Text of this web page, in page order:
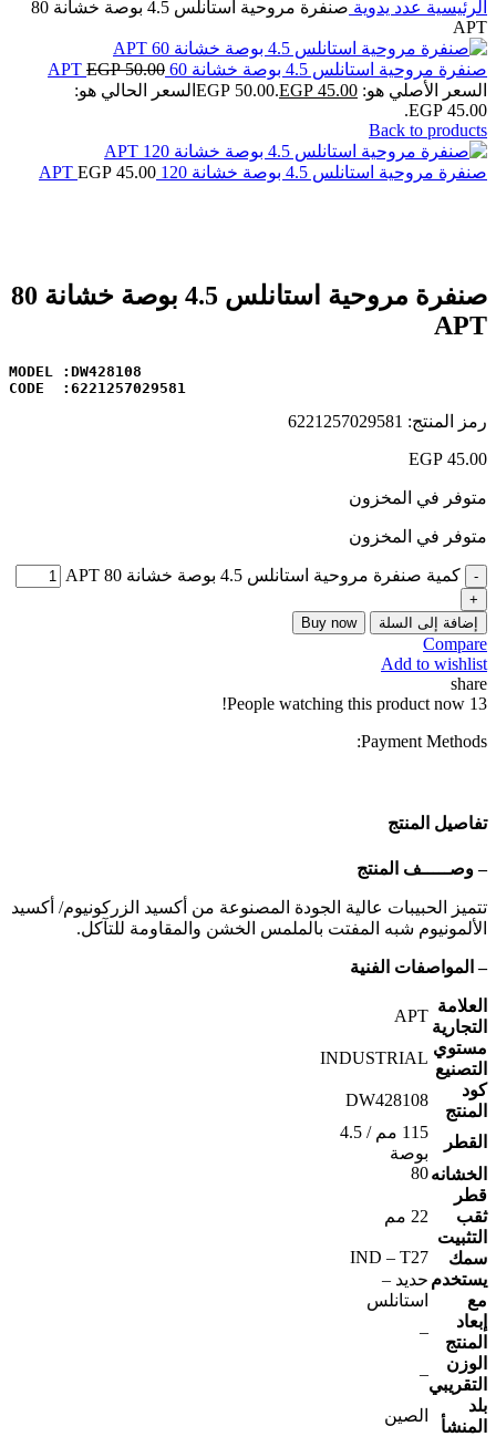
الرئيسية عدد يدوية
صنفرة مروحية استانلس 4.5 بوصة خشانة 80
APT
صنفرة مروحية استانلس 4.5 بوصة خشانة 60 APT EGP50.00
السعر الأصلي هو: EGP 50.00.
EGP 45.00
السعر الحالي هو:
EGP 45.00.
Back to products
صنفرة مروحية استانلس 4.5 بوصة خشانة 120 APT EGP 45.00
صنفرة مروحية استانلس 4.5 بوصة خشانة 80
APT
CODE  :6221257029581
رمز المنتج: 6221257029581
EGP 45.00
متوفر في المخزون
متوفر في المخزون
كمية صنفرة مروحية استانلس 4.5 بوصة خشانة 80 APT
إضافة إلى السلة Buy now
Compare
Add to wishlist
share
13
People watching this product now!
Payment Methods:
تفاصيل المنتج
– وصـــــف المنتج
تتميز الحبيبات عالية الجودة المصنوعة من أكسيد الزركونيوم/ أكسيد
الألمونيوم شبه المفتت بالملمس الخشن والمقاومة للتآكل.
– المواصفات الفنية
العلامة
التجارية
APT
مستوي
التصنيع
INDUSTRIAL
كود
المنتج
DW428108
القطر
115 مم / 4.5
بوصة
الخشانه80
قطر
ثقب
التثبيت
22 مم
سمك
IND – T27
يستخدم
مع
حديد –
استانلس
إبعاد
المنتج
–
الوزن
التقريبي
–
بلد
المنشأ
الصين